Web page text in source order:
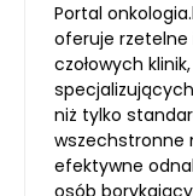
Portal
oferuje
czołowych
niż tylko
wszechstronne
efektywne
osób